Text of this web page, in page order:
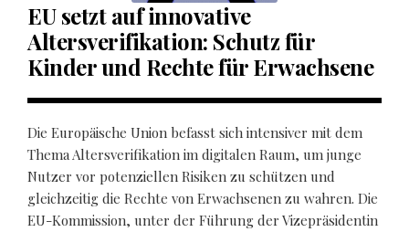
EU setzt auf innovative
Altersverifikation: Schutz für
Kinder und Rechte für Erwachsene
Die Europäische Union befasst sich intensiver mit dem
Thema Altersverifikation im digitalen Raum, um junge
Nutzer vor potenziellen Risiken zu schützen und
gleichzeitig die Rechte von Erwachsenen zu wahren. Die
EU-Kommission, unter der Führung der Vizepräsidentin